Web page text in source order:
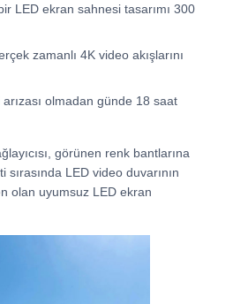
LED ekran sahnesi tasarımı 300
zamanlı 4K video akışlarını
olmadan günde 18 saat
görünen renk bantlarına
sırasında LED video duvarının
olan uyumsuz LED ekran